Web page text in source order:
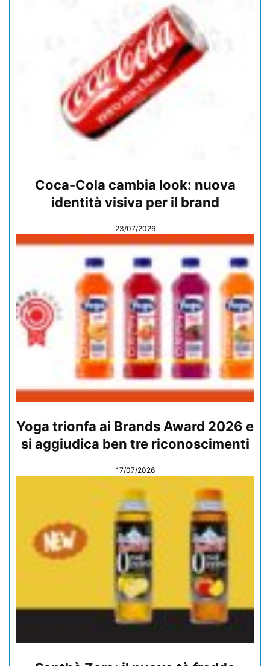
Coca-Cola cambia look: nuova
identità visiva per il brand
23/07/2026
Yoga trionfa ai Brands Award 2026 e
si aggiudica ben tre riconoscimenti
17/07/2026